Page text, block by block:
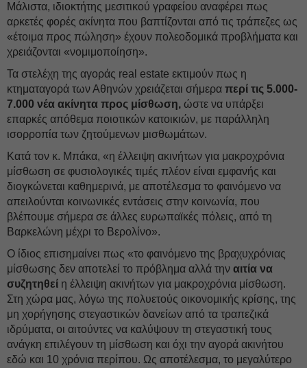
Μάλιστα, ιδιοκτήτης μεσιτικού γραφείου αναφέρει πως
αρκετές φορές ακίνητα που βαπτίζονται από τις τράπεζες ως
«έτοιμα προς πώληση» έχουν πολεοδομικά προβλήματα και
χρειάζονται «νομιμοποίηση».
Τα στελέχη της αγοράς real estate εκτιμούν πως η
κτηματαγορά των Αθηνών χρειάζεται σήμερα περί τις 5.000-
7.000 νέα ακίνητα προς μίσθωση, ώστε να υπάρξει
επαρκές απόθεμα ποιοτικών κατοικιών, με παράλληλη
ισορροπία των ζητούμενων μισθωμάτων.
Κατά τον κ. Μπάκα, «η έλλειψη ακινήτων για μακροχρόνια
μίσθωση σε φυσιολογικές τιμές πλέον είναι εμφανής και
διογκώνεται καθημερινά, με αποτέλεσμα το φαινόμενο να
απειλούνται κοινωνικές εντάσεις στην κοινωνία, που
βλέπουμε σήμερα σε άλλες ευρωπαϊκές πόλεις, από τη
Βαρκελώνη μέχρι το Βερολίνο».
Ο ίδιος επισημαίνει πως «το φαινόμενο της βραχυχρόνιας
μίσθωσης δεν αποτελεί το πρόβλημα αλλά την αιτία να
συζητηθεί η έλλειψη ακινήτων για μακροχρόνια μίσθωση.
Στη χώρα μας, λόγω της πολυετούς οικονομικής κρίσης, της
μη χορήγησης στεγαστικών δανείων από τα τραπεζικά
ιδρύματα, οι αιτούντες να καλύψουν τη στεγαστική τους
ανάγκη επιλέγουν τη μίσθωση και όχι την αγορά ακινήτου
εδώ και 10 χρόνια περίπου. Ως αποτέλεσμα, το μεγαλύτερο